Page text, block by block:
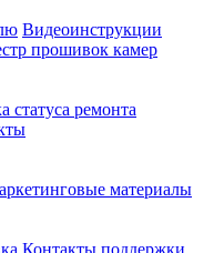
Видеоинструкции
прошивок камер
статуса ремонта
материалы
Контакты поддержки